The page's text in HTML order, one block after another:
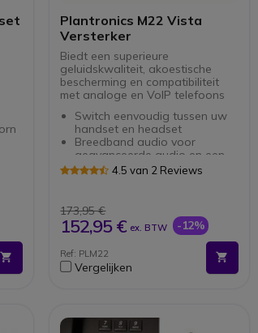
Plantronics M22 Vista
Versterker
Biedt een superieure
geluidskwaliteit, akoestische
bescherming en compatibiliteit
met analoge en VoIP telefoons
Switch eenvoudig tussen uw
handset en headset
Breedband audio voor
geavanceerde audio en een
natuurlijker stemgeluid
SoundGuard Plus-technologie:
harde geluiden worden
afgezwakt tot een
Volumeregeling microfoon en
headset
4.5 van 2 Reviews
173,95 €
152,95 € ex. BTW -12%
Ref: PLM22
Vergelijken